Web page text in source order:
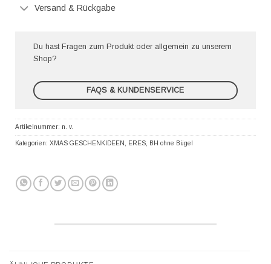
Versand & Rückgabe
Du hast Fragen zum Produkt oder allgemein zu unserem
Shop?
FAQS & KUNDENSERVICE
Artikelnummer: n. v.
Kategorien: XMAS GESCHENKIDEEN ERES BH ohne Bügel